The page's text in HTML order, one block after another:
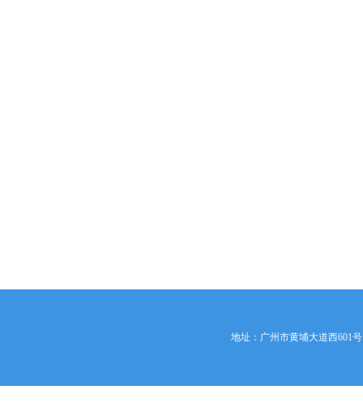
地址：广州市黄埔大道西601